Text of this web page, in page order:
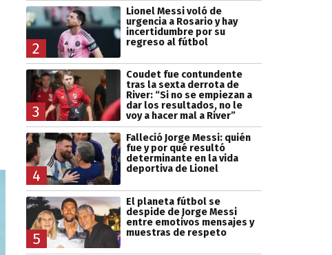
2
Lionel Messi voló de
urgencia a Rosario y hay
incertidumbre por su
regreso al fútbol
3
Coudet fue contundente
tras la sexta derrota de
River: “Si no se empiezan a
dar los resultados, no le
voy a hacer mal a River”
4
Falleció Jorge Messi: quién
fue y por qué resultó
determinante en la vida
deportiva de Lionel
5
El planeta fútbol se
despide de Jorge Messi
entre emotivos mensajes y
muestras de respeto